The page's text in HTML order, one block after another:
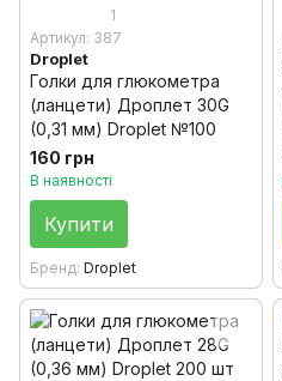
1
Артикул: 387
Droplet
Голки для глюкометра
(ланцети) Дроплет 30G
(0,31 мм) Droplet №100
160 грн
В наявності
Купити
Бренд Droplet